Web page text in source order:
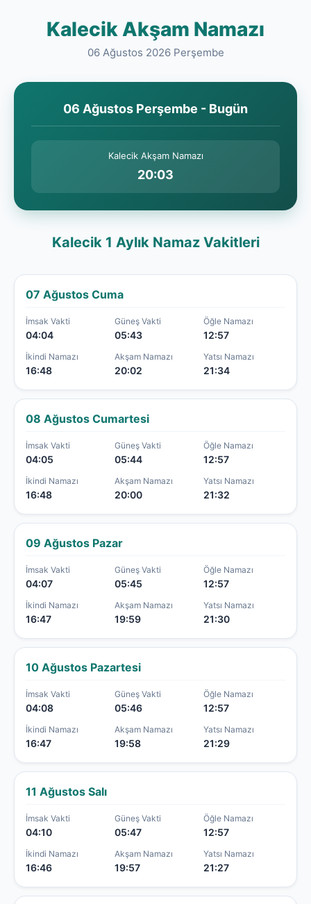
Kalecik Akşam Namazı
06 Ağustos 2026 Perşembe
06 Ağustos Perşembe - Bugün
Kalecik Akşam Namazı
20:03
Kalecik 1 Aylık Namaz Vakitleri
07 Ağustos Cuma
İmsak Vakti
04:04
Güneş Vakti
05:43
Öğle Namazı
12:57
İkindi Namazı
16:48
Akşam Namazı
20:02
Yatsı Namazı
21:34
08 Ağustos Cumartesi
İmsak Vakti
04:05
Güneş Vakti
05:44
Öğle Namazı
12:57
İkindi Namazı
16:48
Akşam Namazı
20:00
Yatsı Namazı
21:32
09 Ağustos Pazar
İmsak Vakti
04:07
Güneş Vakti
05:45
Öğle Namazı
12:57
İkindi Namazı
16:47
Akşam Namazı
19:59
Yatsı Namazı
21:30
10 Ağustos Pazartesi
İmsak Vakti
04:08
Güneş Vakti
05:46
Öğle Namazı
12:57
İkindi Namazı
16:47
Akşam Namazı
19:58
Yatsı Namazı
21:29
11 Ağustos Salı
İmsak Vakti
04:10
Güneş Vakti
05:47
Öğle Namazı
12:57
İkindi Namazı
16:46
Akşam Namazı
19:57
Yatsı Namazı
21:27